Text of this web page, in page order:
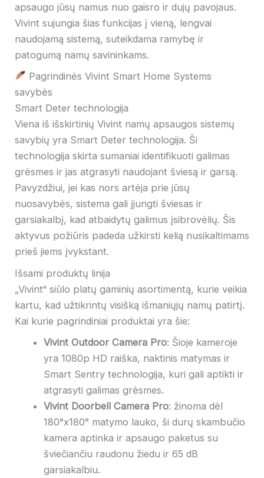
apsaugo jūsų namus nuo gaisro ir dujų pavojaus.
Vivint sujungia šias funkcijas į vieną, lengvai
naudojamą sistemą, suteikdama ramybę ir
patogumą namų savininkams.
Pagrindinės Vivint Smart Home Systems
savybės
Smart Deter technologija
Viena iš išskirtinių Vivint namų apsaugos sistemų
savybių yra Smart Deter technologija. Ši
technologija skirta sumaniai identifikuoti galimas
grėsmes ir jas atgrasyti naudojant šviesą ir garsą.
Pavyzdžiui, jei kas nors artėja prie jūsų
nuosavybės, sistema gali įjungti šviesas ir
garsiakalbį, kad atbaidytų galimus įsibrovėlių. Šis
aktyvus požiūris padeda užkirsti kelią nusikaltimams
prieš jiems įvykstant.
Išsami produktų linija
„Vivint“ siūlo platų gaminių asortimentą, kurie veikia
kartu, kad užtikrintų visišką išmaniųjų namų patirtį.
Kai kurie pagrindiniai produktai yra šie:
Vivint Outdoor Camera Pro: Šioje kameroje
yra 1080p HD raiška, naktinis matymas ir
Smart Sentry technologija, kuri gali aptikti ir
atgrasyti galimas grėsmes.
Vivint Doorbell Camera Pro: žinoma dėl
180°x180° matymo lauko, ši durų skambučio
kamera aptinka ir apsaugo paketus su
šviečiančiu raudonu žiedu ir 65 dB
garsiakalbiu.